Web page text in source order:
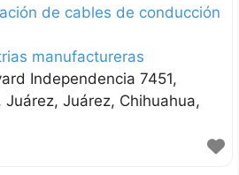
de cables de conducción
manufactureras
Independencia 7451,
Juárez Juárez Chihuahua